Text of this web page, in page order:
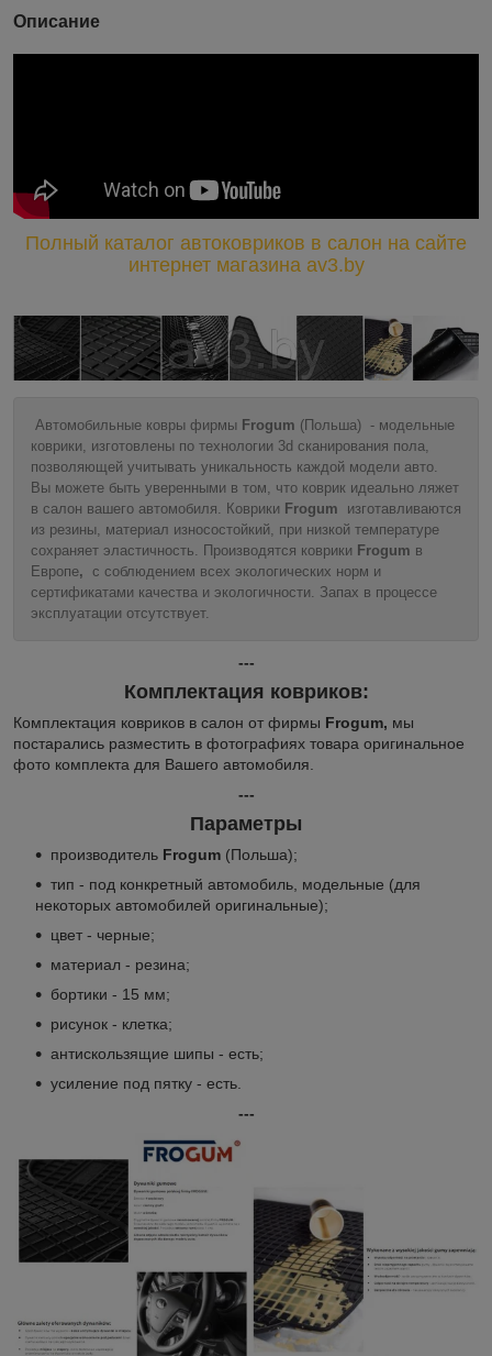
Описание
Полный каталог автоковриков в салон на сайте
интернет магазина av3.by
Автомобильные ковры фирмы Frogum (Польша) - модельные
коврики, изготовлены по технологии 3d сканирования пола,
позволяющей учитывать уникальность каждой модели авто.
Вы можете быть уверенными в том, что коврик идеально ляжет
в салон вашего автомобиля. Коврики Frogum изготавливаются
из резины, материал износостойкий, при низкой температуре
сохраняет эластичность. Производятся коврики Frogum в
Европе, с соблюдением всех экологических норм и
сертификатами качества и экологичности. Запах в процессе
эксплуатации отсутствует.
---
Комплектация ковриков:
Комплектация ковриков в салон от фирмы Frogum, мы
постарались разместить в фотографиях товара оригинальное
фото комплекта для Вашего автомобиля.
---
Параметры
производитель Frogum (Польша);
тип - под конкретный автомобиль, модельные (для
некоторых автомобилей оригинальные);
цвет - черные;
материал - резина;
бортики - 15 мм;
рисунок - клетка;
антискользящие шипы - есть;
усиление под пятку - есть.
---